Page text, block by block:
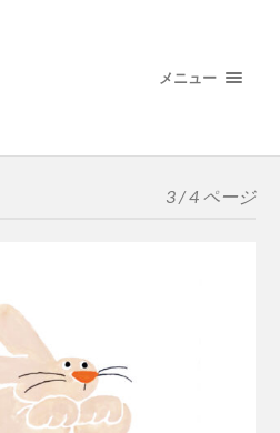
メニュー
3 / 4 ページ